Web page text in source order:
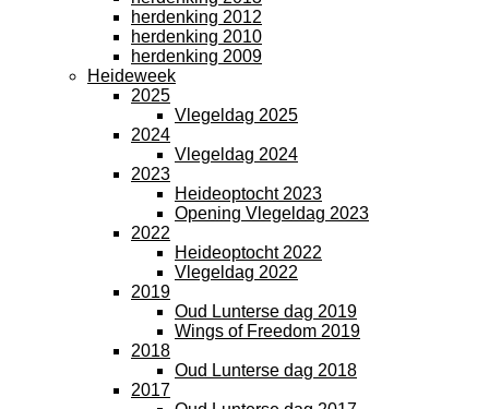
herdenking 2012
herdenking 2010
herdenking 2009
Heideweek
2025
Vlegeldag 2025
2024
Vlegeldag 2024
2023
Heideoptocht 2023
Opening Vlegeldag 2023
2022
Heideoptocht 2022
Vlegeldag 2022
2019
Oud Lunterse dag 2019
Wings of Freedom 2019
2018
Oud Lunterse dag 2018
2017